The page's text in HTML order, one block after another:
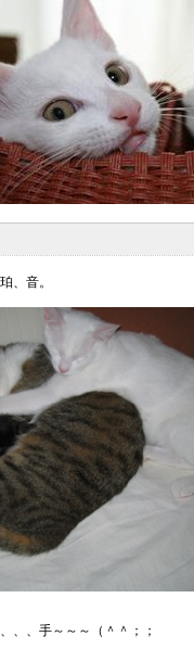
音。
～（＾＾；；